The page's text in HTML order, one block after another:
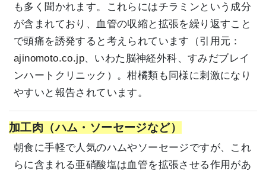
も多く聞かれます。これらにはチラミンという成分
が含まれており、血管の収縮と拡張を繰り返すこと
で頭痛を誘発すると考えられています（引用元：
ajinomoto.co.jp、 いわた脳神経外科、すみだブレイ
ンハートクリニック ）。柑橘類も同様に刺激になり
やすいと報告されています。
加工肉（ハム・ソーセージなど）
朝食に手軽で人気のハムやソーセージですが、これ
らに含まれる亜硝酸塩は血管を拡張させる作用があ